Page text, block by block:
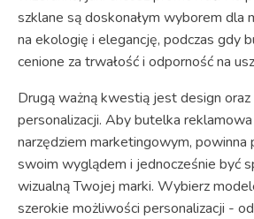
szklane są doskonałym wyborem dla
na ekologię i elegancję, podczas gdy
cenione za trwałość i odporność na
Drugą ważną kwestią jest design
personalizacji. Aby butelka
narzędziem marketingowym, powinna
swoim wyglądem i jednocześnie być
wizualną Twojej marki. Wybierz
szerokie możliwości personalizacji -